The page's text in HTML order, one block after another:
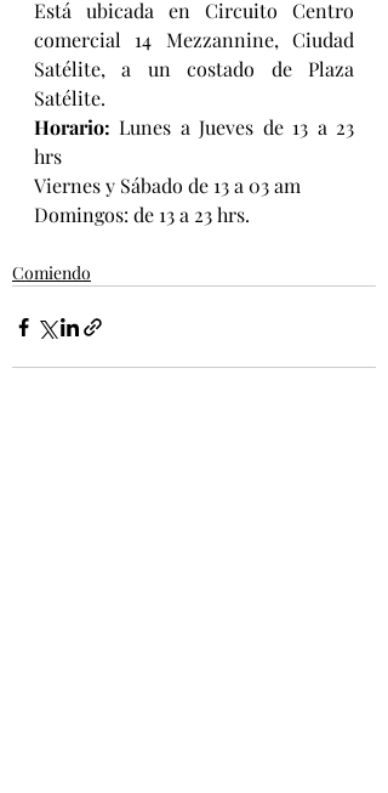
Está ubicada en Circuito Centro
comercial 14 Mezzannine, Ciudad
Satélite, a un costado de Plaza
Satélite.
Horario: Lunes a Jueves de 13 a 23
hrs
Viernes y Sábado de 13 a 03 am
Domingos: de 13 a 23 hrs.
Comiendo